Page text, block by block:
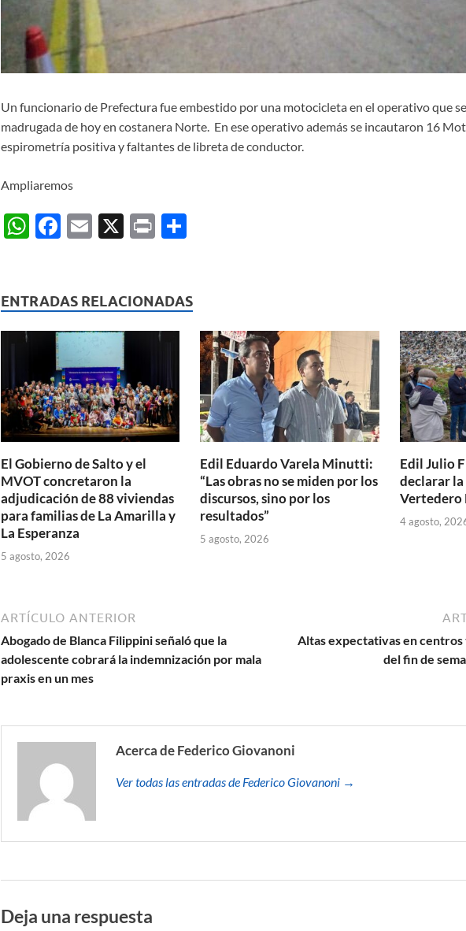
Un funcionario de Prefectura fue embestido por una motocicleta en el operativo que
madrugada de hoy en costanera Norte. En ese operativo además se incautaron 16
espirometría positiva y faltantes de libreta de conductor.
Ampliaremos
W
s
A
p
F
b
o
o
k
E X P C
p
ar
ti
ENTRADAS RELACIONADAS
El Gobierno de Salto y el
MVOT concretaron la
adjudicación de 88 viviendas
para familias de La Amarilla y
La Esperanza
5 agosto, 2026
Edil Eduardo Varela Minutti:
“Las obras no se miden por los
discursos, sino por los
resultados”
5 agosto, 2026
Edil Julio
declarar
Vertedero
4 agosto,
ARTÍCULO ANTERIOR
Abogado de Blanca Filippini señaló que la
adolescente cobrará la indemnización por mala
praxis en un mes
Altas expectativas en
del fin de
Acerca de Federico Giovanoni
Ver todas las entradas de Federico Giovanoni →
Deja una respuesta